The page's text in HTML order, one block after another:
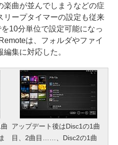
楽曲が並んでしまうなどの症
リープタイマーの設定も従来
10分単位で設定可能になっ
は、フォルダやファイ
集に対応した。
アップデート後はDisc1の1曲
目、2曲目……、Disc2の1曲